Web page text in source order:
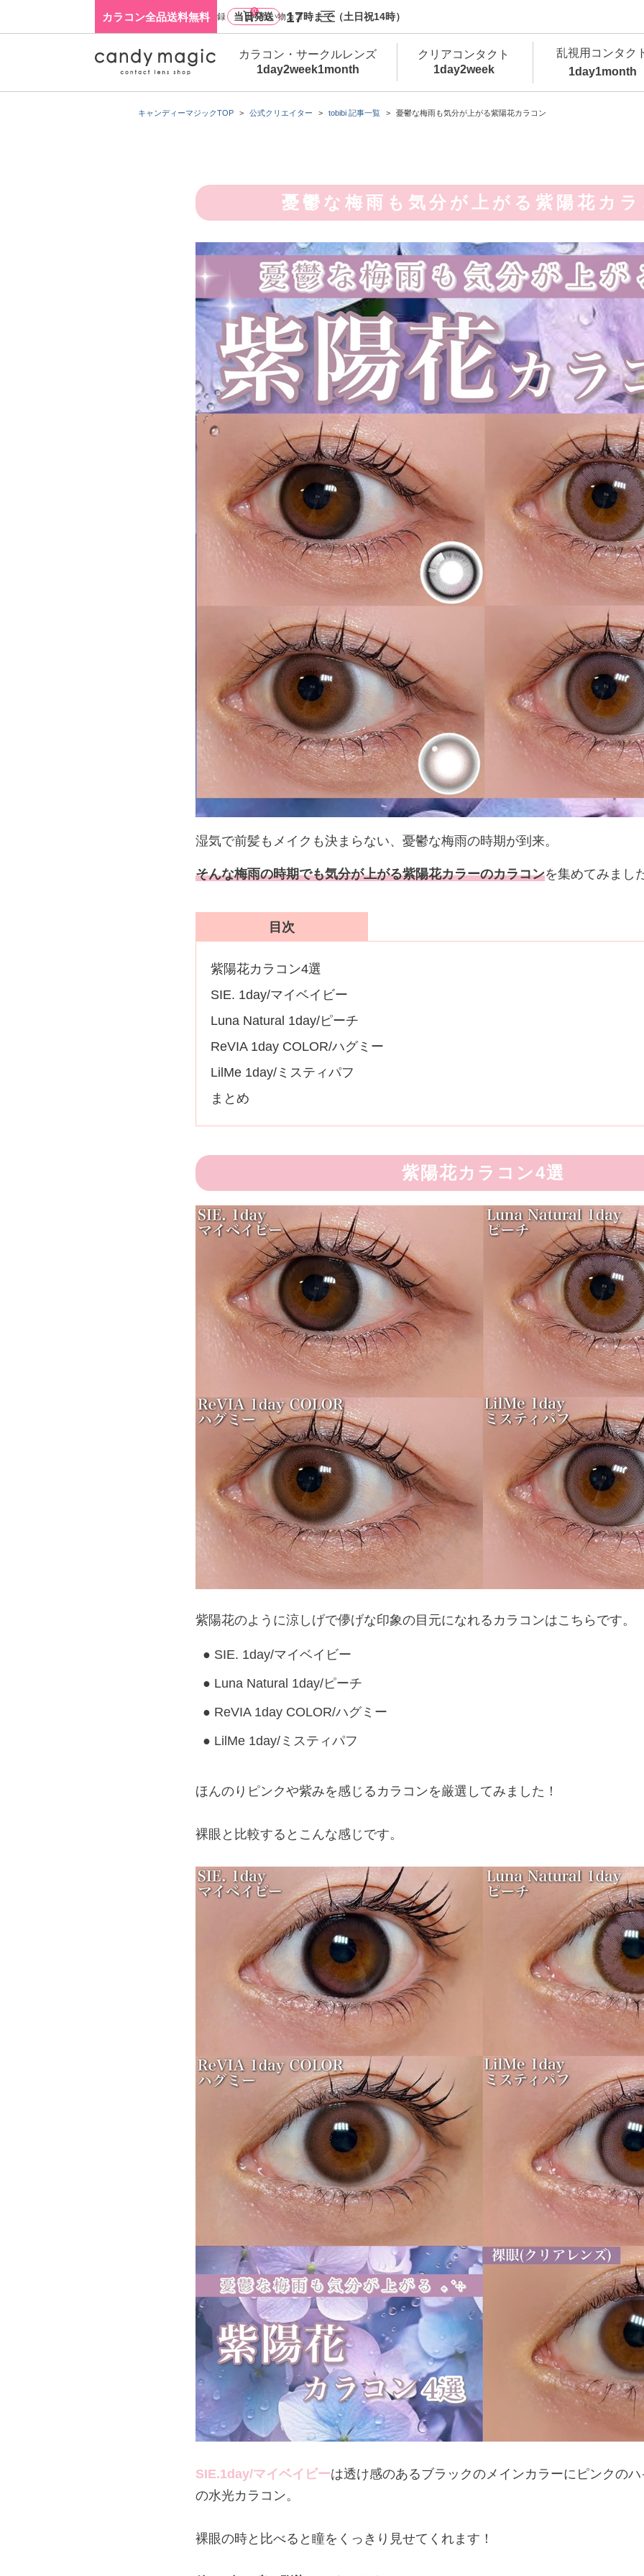
カラコン全品送料無料 当日発送 17時まで（土日祝14時）
キャンディーマジックTOP 公式クリエイター tobibi 記事一覧 憂鬱な梅雨も気分が上がる紫陽花カラコン
憂鬱な梅雨も気分が上がる紫陽花カ
湿気で前髪もメイクも決まらない、憂鬱な梅雨の時期が到来。
そんな梅雨の時期でも気分が上がる紫陽花カラーのカラコンを集めてみまし
目次
紫陽花カラコン4選
SIE. 1day/マイベイビー
Luna Natural 1day/ピーチ
ReVIA 1day COLOR/ハグミー
LilMe 1day/ミスティパフ
まとめ
紫陽花カラコン4選
紫陽花のように涼しげで儚げな印象の目元になれるカラコンはこちらです。
SIE. 1day/マイベイビー
Luna Natural 1day/ピーチ
ReVIA 1day COLOR/ハグミー
LilMe 1day/ミスティパフ
ほんのりピンクや紫みを感じるカラコンを厳選してみました！
裸眼と比較するとこんな感じです。
SIE.1day/マイベイビーは透け感のあるブラックのメインカラーにピンクの
の水光カラコン。
裸眼の時と比べると瞳をくっきり見せてくれます！
ログイン・新規会員登録
0
買い物カゴ
カラコン・サークルレンズ
1day2week1month
クリアコンタクト
1day2week
乱視用コンタク
1day1month
カラコン・サークルレンズ 1day 商品一覧を
クリアコンタクトレンズ 1day 商品一覧を
新商品